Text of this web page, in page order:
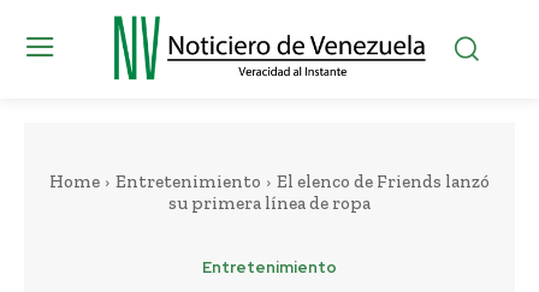
Home Entretenimiento
El elenco de Friends lanzó
su primera línea de ropa
Entretenimiento